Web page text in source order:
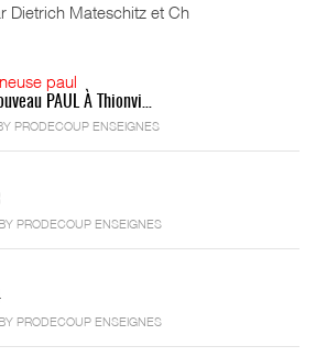
Dietrich Mateschitz et Ch
PAUL À Thionvi…
PRODECOUP ENSEIGNES
BY PRODECOUP ENSEIGNES
BY PRODECOUP ENSEIGNES